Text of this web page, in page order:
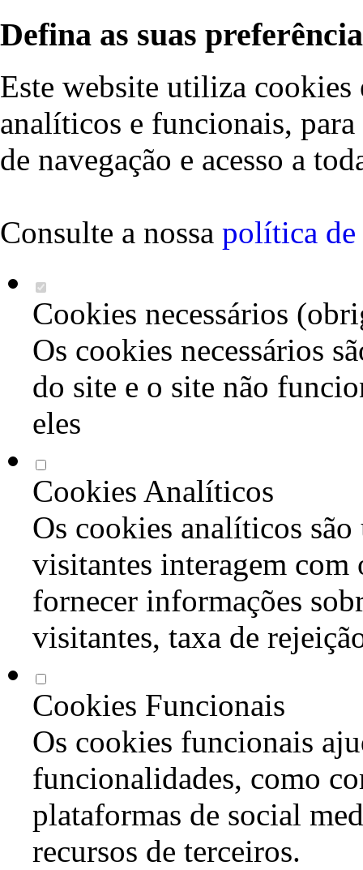
Defina as suas
Este website utiliza cookies
analíticos e funcionais,
de navegação e acesso a
Consulte a nossa política de
Cookies necessários
Os cookies necessários
do site e o site não
eles
Cookies Analíticos
Os cookies analíticos são
visitantes interagem com
fornecer informações
visitantes, taxa de
Cookies Funcionais
Os cookies funcionais
funcionalidades, como
plataformas de social
recursos de terceiros.